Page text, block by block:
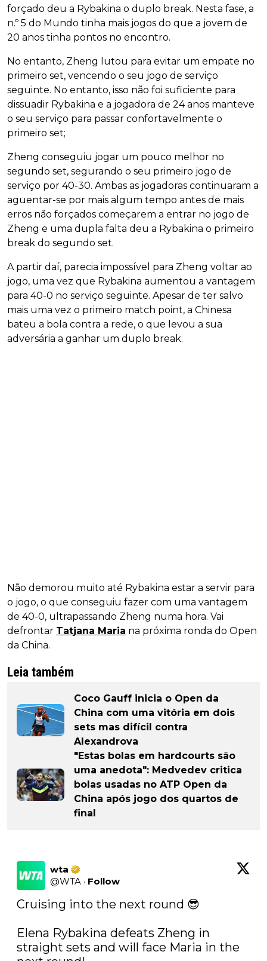
forçado deu a Rybakina o duplo break. Nesta fase, a
n.º 5 do Mundo tinha mais jogos do que a jovem de
20 anos tinha pontos no encontro.
No entanto, Zheng lutou para evitar um empate no
primeiro set, vencendo o seu jogo de serviço
seguinte. No entanto, isso não foi suficiente para
dissuadir Rybakina e a jogadora de 24 anos manteve
o seu serviço para passar confortavelmente o
primeiro set;
Zheng conseguiu jogar um pouco melhor no
segundo set, segurando o seu primeiro jogo de
serviço por 40-30. Ambas as jogadoras continuaram a
aguentar-se por mais algum tempo antes de mais
erros não forçados começarem a entrar no jogo de
Zheng e uma dupla falta deu a Rybakina o primeiro
break do segundo set.
A partir daí, parecia impossível para Zheng voltar ao
jogo, uma vez que Rybakina aumentou a vantagem
para 40-0 no serviço seguinte. Apesar de ter salvo
mais uma vez o primeiro match point, a Chinesa
bateu a bola contra a rede, o que levou a sua
adversária a ganhar um duplo break.
Não demorou muito até Rybakina estar a servir para
o jogo, o que conseguiu fazer com uma vantagem
de 40-0, ultrapassando Zheng numa hora. Vai
defrontar Tatjana Maria na próxima ronda do Open
da China.
Leia também
Coco Gauff inicia o Open da
China com uma vitória em dois
sets mas difícil contra
Alexandrova
"Estas bolas em hardcourts são
uma anedota": Medvedev critica
bolas usadas no ATP Open da
China após jogo dos quartos de
final
wta
@WTA · Follow
Cruising into the next round 😎
Elena Rybakina defeats Zheng in
straight sets and will face Maria in the